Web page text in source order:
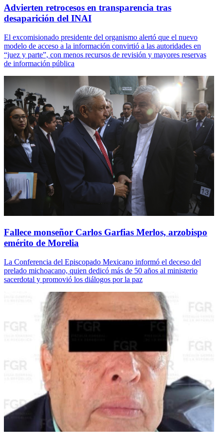
Advierten retrocesos en transparencia tras
desaparición del INAI
El excomisionado presidente del organismo alertó que el nuevo
modelo de acceso a la información convirtió a las autoridades en
“juez y parte”, con menos recursos de revisión y mayores reservas
de información pública
Fallece monseñor Carlos Garfias Merlos, arzobispo
emérito de Morelia
La Conferencia del Episcopado Mexicano informó el deceso del
prelado michoacano, quien dedicó más de 50 años al ministerio
sacerdotal y promovió los diálogos por la paz